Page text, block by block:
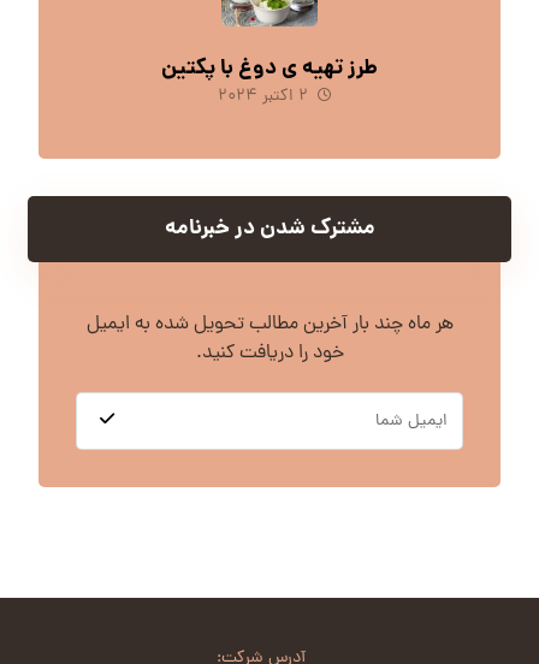
طرز تهیه ی دوغ با پکتین
۲ اکتبر ۲۰۲۴
مشترک شدن در خبرنامه
هر ماه چند بار آخرین مطالب تحویل شده به ایمیل
خود را دریافت کنید.